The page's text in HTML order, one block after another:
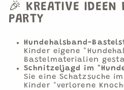
🎉 KREATIVE IDEEN
PARTY
Hundehalsband-
Kinder eigene
Bastelmaterialien
Schnitzeljagd im
Sie eine Schatzsuche
Kinder "verlorene